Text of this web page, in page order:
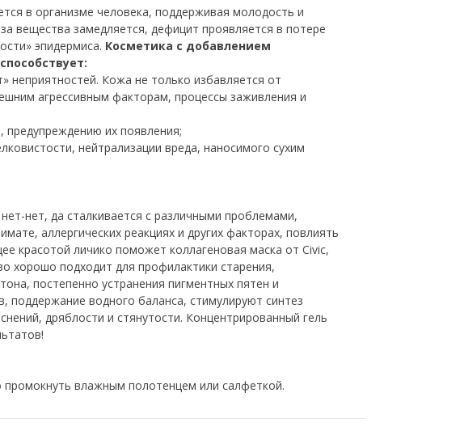
в организме человека, поддерживая молодость и
вещества замедляется, дефицит проявляется в потере
эпидермиса. Косметика с добавлением
неприятностей. Кожа не только избавляется от
агрессивным факторам, процессы заживления и
их появления;
нейтрализации вреда, наносимого сухим
нет, да сталкивается с различными проблемами,
аллергических реакциях и других факторах, повлиять
красотой личико поможет коллагеновая маска от Civic,
хорошо подходит для профилактики старения,
постепенно устранения пигментных пятен и
водного баланса, стимулируют синтез
дряблости и стянутости. Концентрированный гель
промокнуть влажным полотенцем или салфеткой.